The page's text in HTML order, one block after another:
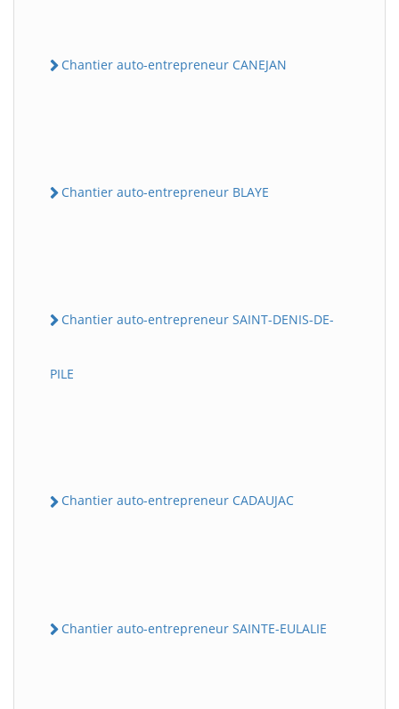
Chantier auto-entrepreneur CANEJAN
Chantier auto-entrepreneur BLAYE
Chantier auto-entrepreneur SAINT-DENIS-DE-
PILE
Chantier auto-entrepreneur CADAUJAC
Chantier auto-entrepreneur SAINTE-EULALIE